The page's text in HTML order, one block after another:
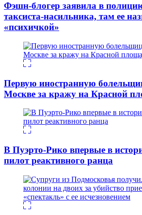
Фэшн-блогер заявила в
таксиста-насильника, там ее
«психичкой»
Первую иностранную
Москве за кражу на Красной
В Пуэрто-Рико впервые в
пилот реактивного ранца